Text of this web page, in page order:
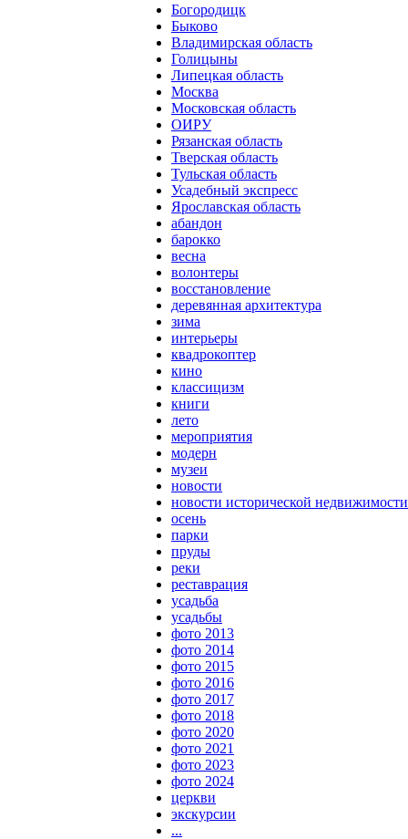
Богородицк
Быково
Владимирская область
Голицыны
Липецкая область
Москва
Московская область
ОИРУ
Рязанская область
Тверская область
Тульская область
Усадебный экспресс
Ярославская область
абандон
барокко
весна
волонтеры
восстановление
деревянная архитектура
зима
интерьеры
квадрокоптер
кино
классицизм
книги
лето
мероприятия
модерн
музеи
новости
новости исторической недвижимости
осень
парки
пруды
реки
реставрация
усадьба
усадьбы
фото 2013
фото 2014
фото 2015
фото 2016
фото 2017
фото 2018
фото 2020
фото 2021
фото 2023
фото 2024
церкви
экскурсии
...